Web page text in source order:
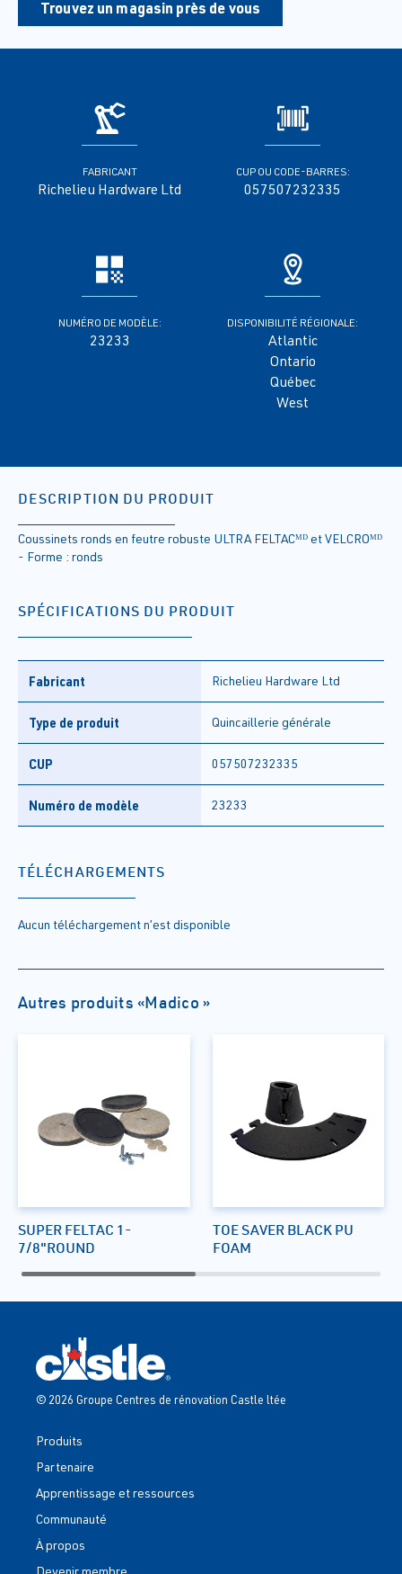
Trouvez un magasin près de vous
FABRICANT
Richelieu Hardware Ltd
CUP OU CODE-BARRES:
057507232335
NUMÉRO DE MODÈLE:
23233
DISPONIBILITÉ RÉGIONALE:
Atlantic
Ontario
Québec
West
DESCRIPTION DU PRODUIT
Coussinets ronds en feutre robuste ULTRA FELTACᴹᴰ et VELCROᴹᴰ
- Forme : ronds
SPÉCIFICATIONS DU PRODUIT
Fabricant Richelieu Hardware Ltd
Type de produit Quincaillerie générale
CUP 057507232335
Numéro de modèle 23233
TÉLÉCHARGEMENTS
Aucun téléchargement n’est disponible
Autres produits «Madico »
SUPER FELTAC 1-
7/8"ROUND
TOE SAVER BLACK PU
FOAM
© 2026 Groupe Centres de rénovation Castle ltée
Produits
Partenaire
Apprentissage et ressources
Communauté
À propos